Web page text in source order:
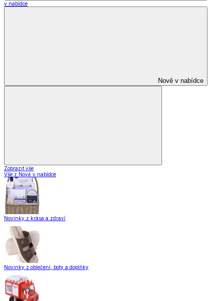
v nabídce
Nově v nabídce
Zobrazit vše
Vše z Nově v nabídce
Novinky z krása a zdraví
Novinky z oblečení, boty a doplňky